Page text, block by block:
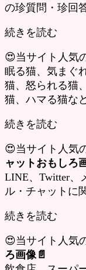
の珍質問・珍回
続きを読む
😍当サイト人気
眠る猫、気まぐ
猫、怒られる猫
猫、ハマる猫な
続きを読む
😍当サイト人気
ャットおもしろ
LINE、Twitter、
ル・チャットに
続きを読む
😍当サイト人気
ろ画像📄